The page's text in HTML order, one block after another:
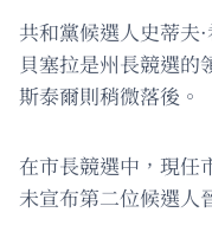
共和黨候選人史蒂夫
貝塞拉是州長競選的
斯泰爾則稍微落後。
在市長競選中，現任
未宣布第二位候選人